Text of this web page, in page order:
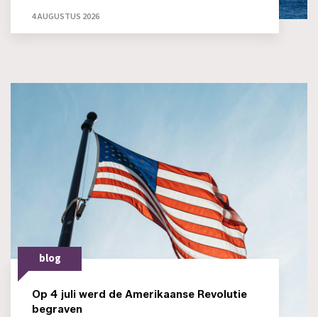
4 AUGUSTUS 2026
blog
Op 4 juli werd de Amerikaanse Revolutie
begraven